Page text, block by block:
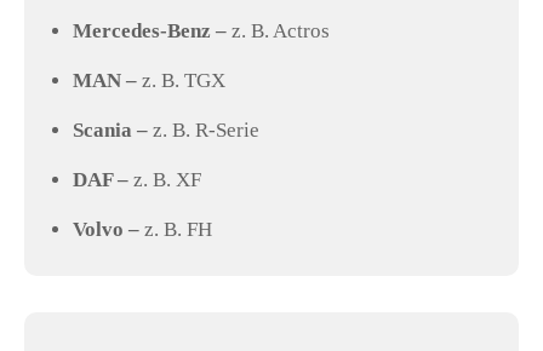
Mercedes-Benz – z. B. Actros
MAN – z. B. TGX
Scania – z. B. R-Serie
DAF – z. B. XF
Volvo – z. B. FH